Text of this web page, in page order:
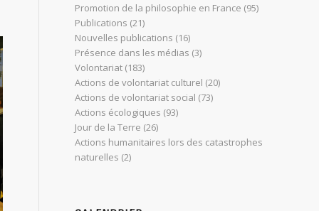
Promotion de la philosophie en France (95)
Publications (21)
Nouvelles publications (16)
Présence dans les médias (3)
Volontariat (183)
Actions de volontariat culturel (20)
Actions de volontariat social (73)
Actions écologiques (93)
Jour de la Terre (26)
Actions humanitaires lors des catastrophes
naturelles (2)